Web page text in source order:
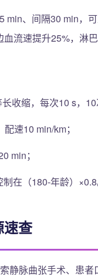
min、间隔30 min，
流速提升25%，淋
收缩，每次10 s，
速10 min/km；
min；
在（180-年龄）
速查
静脉曲张手术、患